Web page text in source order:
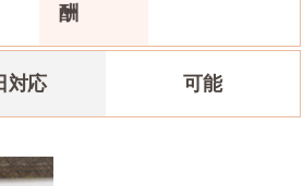
酬
対応 可能